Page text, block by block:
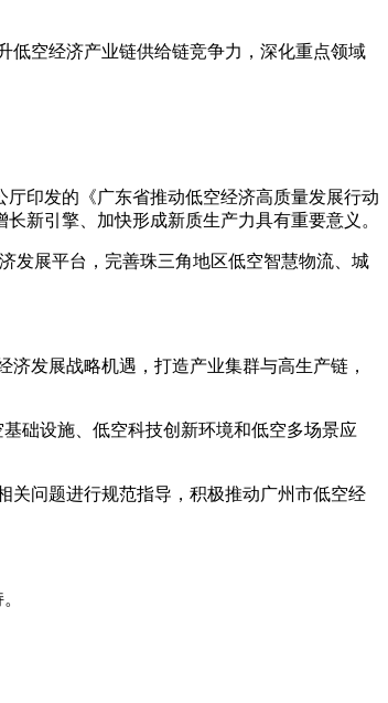
空经济产业链供给链竞争力，深化重点领域
印发的《广东省推动低空经济高质量发展行动
新引擎、加快形成新质生产力具有重要意义。
展平台，完善珠三角地区低空智慧物流、城
发展战略机遇，打造产业集群与高生产链，
设施、低空科技创新环境和低空多场景应
问题进行规范指导，积极推动广州市低空经